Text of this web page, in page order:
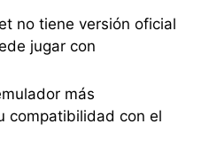
no tiene versión oficial
jugar con
más
compatibilidad con el